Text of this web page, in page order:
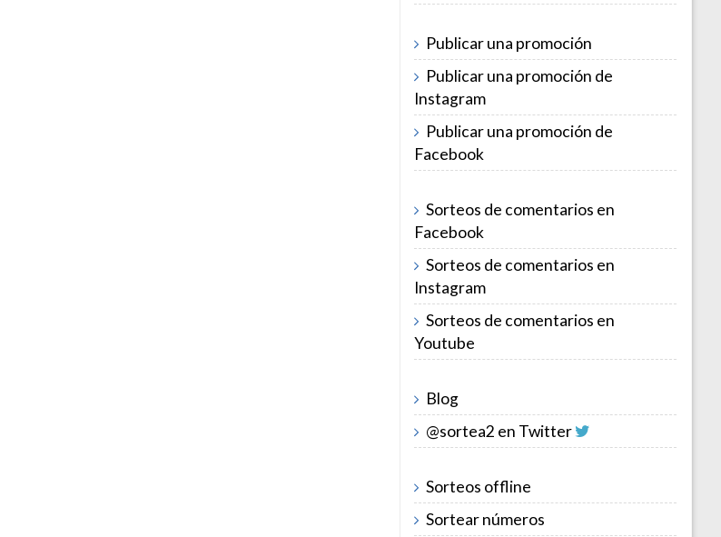
Publicar una promoción
Publicar una promoción de
Instagram
Publicar una promoción de
Facebook
Sorteos de comentarios en
Facebook
Sorteos de comentarios en
Instagram
Sorteos de comentarios en
Youtube
Blog
@sortea2 en Twitter
Sorteos offline
Sortear números